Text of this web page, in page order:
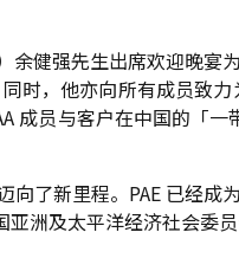
健强先生出席欢迎晚宴
，他亦向所有成员致力
成员与客户在中国的「
了新里程。PAE 已经成
洲及太平洋经济社会委员